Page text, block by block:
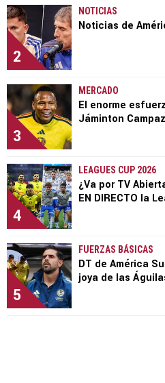
2
NOTICIAS
Noticias de
3
MERCADO
El enorme
Jáminton
4
LEAGUES CUP 2026
¿Va por TV
EN DIRECTO la
5
FUERZAS BÁSICAS
DT de América
joya de las